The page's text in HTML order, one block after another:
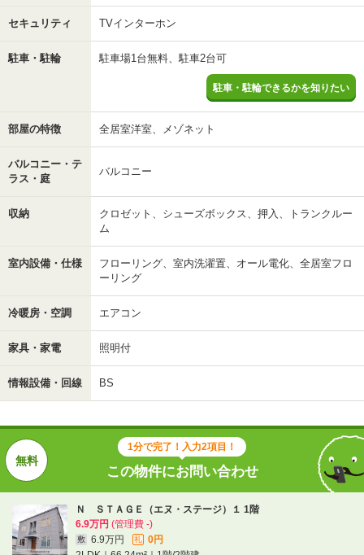
セキュリティ TVインターホン
駐車・駐輪 駐車場1台無料、駐車2台可
駐車・駐輪できるかを知りたい
部屋の特徴 全居室洋室、メゾネット
バルコニー・テ
ラス・庭
バルコニー
収納
クロゼット、シューズボックス、押入、トランクルー
ム
室内設備・仕様
フローリング、室内洗濯置、オール電化、全居室フロ
ーリング
冷暖房・空調 エアコン
家具・家電 照明付
情報設備・回線 BS
1分で完了！入力2項目！
この物件にお問い合わせ
Ｎ ＳＴＡＧＥ（エヌ・ステージ）１ 1階
6.9万円 (管理費 -)
敷 6.9万円 礼
0円